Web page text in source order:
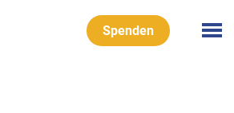
Spenden